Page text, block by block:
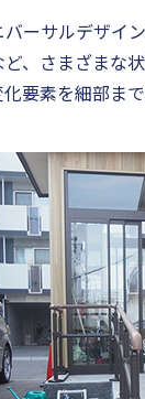
バーサルデザイ
ど、さまざまな
要素を細部ま